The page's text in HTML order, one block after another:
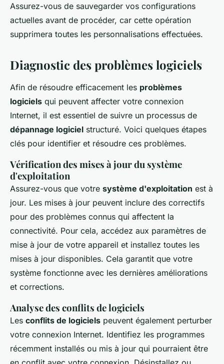
Assurez-vous de sauvegarder vos configurations
actuelles avant de procéder, car cette opération
supprimera toutes les personnalisations effectuées.
Diagnostic des problèmes logiciels
Afin de résoudre efficacement les problèmes
logiciels qui peuvent affecter votre connexion
Internet, il est essentiel de suivre un processus de
dépannage logiciel structuré. Voici quelques étapes
clés pour identifier et résoudre ces problèmes.
Vérification des mises à jour du système
d'exploitation
Assurez-vous que votre système d'exploitation est à
jour. Les mises à jour peuvent inclure des correctifs
pour des problèmes connus qui affectent la
connectivité. Pour cela, accédez aux paramètres de
mise à jour de votre appareil et installez toutes les
mises à jour disponibles. Cela garantit que votre
système fonctionne avec les dernières améliorations
et corrections.
Analyse des conflits de logiciels
Les conflits de logiciels peuvent également perturber
votre connexion Internet. Identifiez les programmes
récemment installés ou mis à jour qui pourraient être